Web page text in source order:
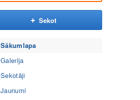
Sekot
Sākumlapa
Galerija
Sekotāji
Jaunumi